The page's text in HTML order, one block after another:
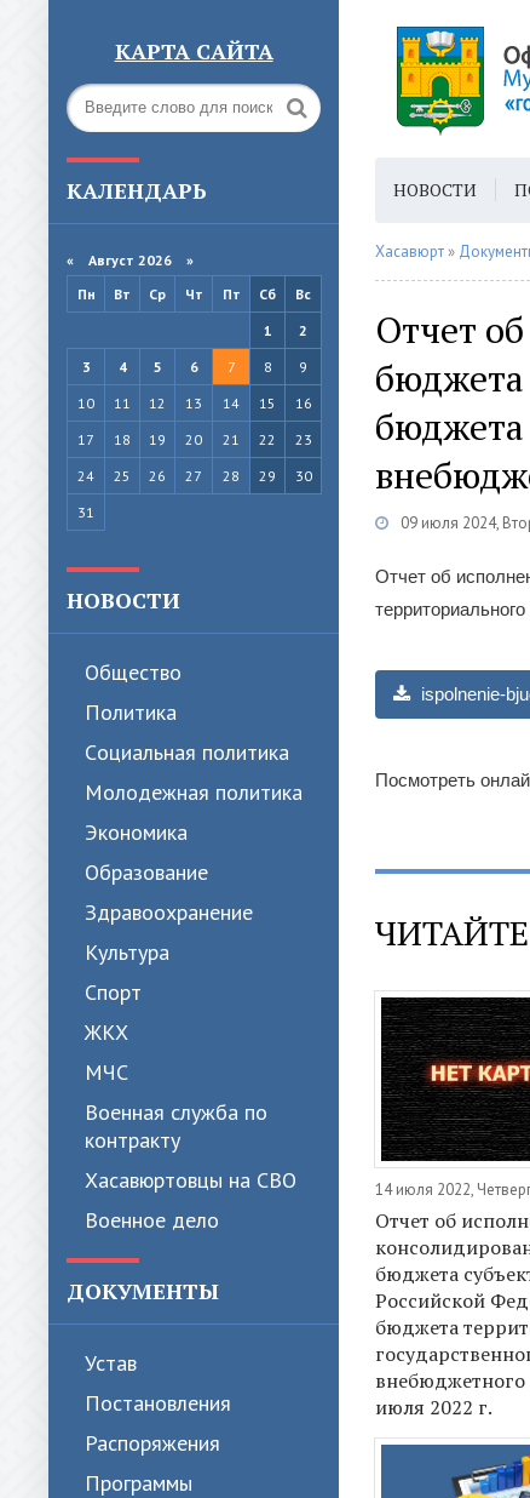
КАРТА САЙТА
КАЛЕНДАРЬ
« Август 2026 »
Пн
Вт Ср Чт Пт Сб
Вс
1
2
3
4 5 6 7 8
9
10
11 12 13 14 15
16
17
18 19 20 21 22
23
24
25 26 27 28 29
30
31
НОВОСТИ
Общество
Политика
Cоциальная политика
Молодежная политика
Экономика
Образование
Здравоохранение
Культура
Спорт
ЖКХ
МЧС
Военная служба по
контракту
Хасавюртовцы на СВО
Военное дело
ДОКУМЕНТЫ
Устав
Постановления
Распоряжения
Программы
НОВОСТИ
ГОРОДСКАЯ
Хасавюрт »
Отчет
бюджета
бюджета
09 июля 2024,
Отчет об
ispolnenie-
Посмотреть
14 июля 2022,
Отчет об
бюджета
Российской
бюджета
внебюджетного
июля 2022 г.